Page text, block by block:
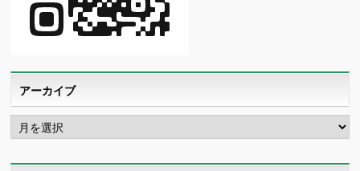
アーカイブ
ア
ー
カ